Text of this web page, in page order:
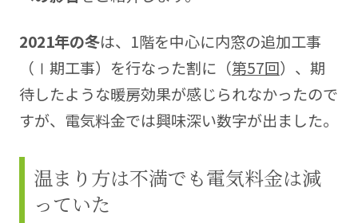
https://amachakoubou.com/
2021年の冬は、1階を中心に内窓の追加工事
（Ⅰ期工事）を行なった割に（第57回）、期
待したような暖房効果が感じられなかったので
すが、電気料金では興味深い数字が出ました。
温まり方は不満でも電気料金は減
っていた